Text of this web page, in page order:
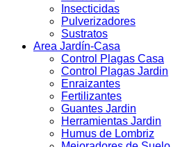
Insecticidas
Pulverizadores
Sustratos
Area Jardín-Casa
Control Plagas Casa
Control Plagas Jardin
Enraizantes
Fertilizantes
Guantes Jardin
Herramientas Jardin
Humus de Lombriz